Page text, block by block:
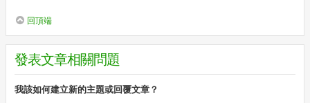
回頂端
發表文章相關問題
我該如何建立新的主題或回覆文章？